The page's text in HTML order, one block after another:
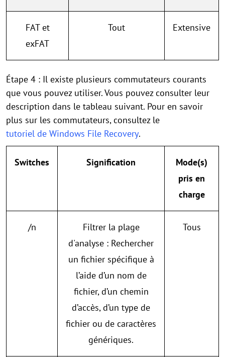
FAT et
exFAT
Tout Extensive
Étape 4 : Il existe plusieurs commutateurs courants
que vous pouvez utiliser. Vous pouvez consulter leur
description dans le tableau suivant. Pour en savoir
plus sur les commutateurs, consultez le
tutoriel de Windows File Recovery.
Switches Signification
Mode(s)
pris en
charge
/n
Filtrer la plage
d'analyse : Rechercher
un fichier spécifique à
l’aide d’un nom de
fichier, d’un chemin
d’accès, d’un type de
fichier ou de caractères
génériques.
Tous